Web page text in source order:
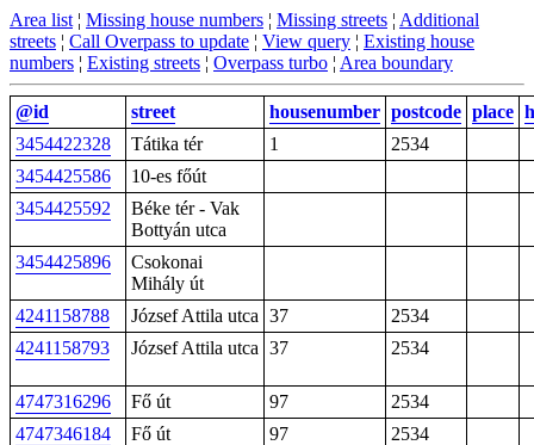
Area list ¦ Missing house numbers ¦ Missing streets ¦ Additional
streets ¦ Call Overpass to update ¦ View query ¦ Existing house
numbers ¦ Existing streets ¦ Overpass turbo ¦ Area boundary
@id street housenumber postcode place
3454422328
Tátika tér 1
2534
3454425586
10-es főút
3454425592
Béke tér - Vak
Bottyán utca
3454425896
Csokonai
Mihály út
4241158788
József Attila utca 37
2534
4241158793
József Attila utca 37 2534
4747316296 Fő út 97
2534
4747346184
Fő út 97
2534